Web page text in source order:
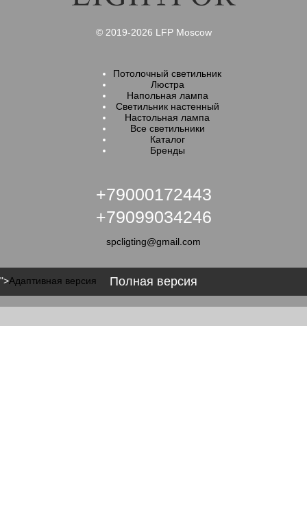
© 2019-2026 LFP Moscow
Потолочный светильник
Люстра
Напольная лампа
Светильник настенный
Настольная лампа
Все светильники
Каталог
Бренды
+79000172443
+79099034246
spcligting@gmail.com
Полная версия
">Адаптивная версия